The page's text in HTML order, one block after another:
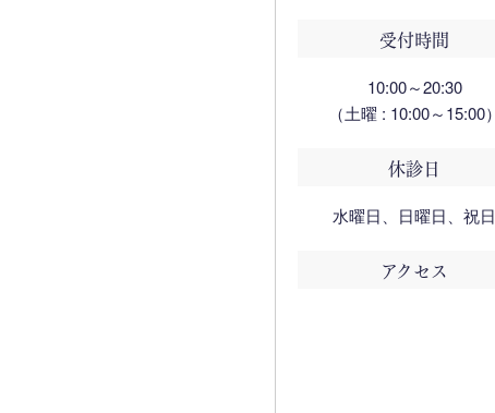
受付時間
10:00～20:30
（土曜 : 10:00～15:00）
休診日
水曜日、日曜日、祝日
アクセス